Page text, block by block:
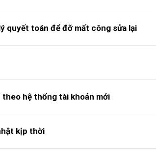
quyết toán để đỡ mất công sửa lại
hệ thống tài khoản mới
kịp thời